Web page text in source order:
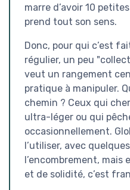
marre d’avoir 10
prend tout son sens.
Donc, pour qui c’est
régulier, un peu
veut un rangement
pratique à manipuler.
chemin ? Ceux qui
ultra-léger ou qui
occasionnellement.
l’utiliser, avec
l’encombrement, mais
et de solidité, c’est